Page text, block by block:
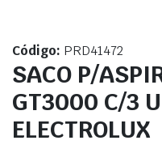
Código: PRD41472
SACO P/
GT3000 C/3
ELECTROLUX